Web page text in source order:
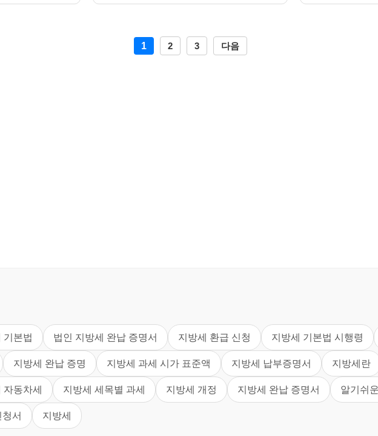
1 2 3 다음
기본법 법인 지방세 완납 증명서 지방세 환급 신청 지방세 기본법 시행령
지방세 완납 증명 지방세 과세 시가 표준액 지방세 납부증명서 지방세란
자동차세 지방세 세목별 과세 지방세 개정 지방세 완납 증명서 알기쉬
서 지방세